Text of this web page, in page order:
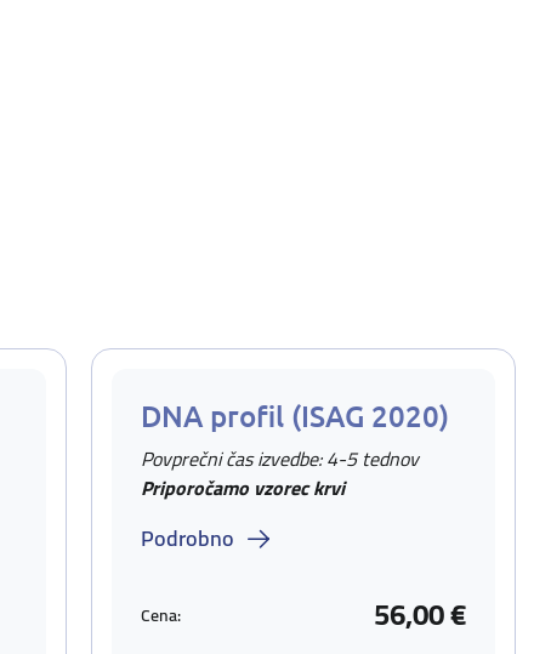
DNA profil (ISAG 2020)
Povprečni čas izvedbe: 4-5 tednov
Priporočamo vzorec krvi
Podrobno
Cena: 56,00 €